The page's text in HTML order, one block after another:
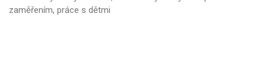
zaměřením, práce s dětmi